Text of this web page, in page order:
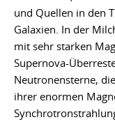
und Quellen in den
Galaxien. In der
mit sehr starken
Supernova-
Neutronensterne,
ihrer enormen